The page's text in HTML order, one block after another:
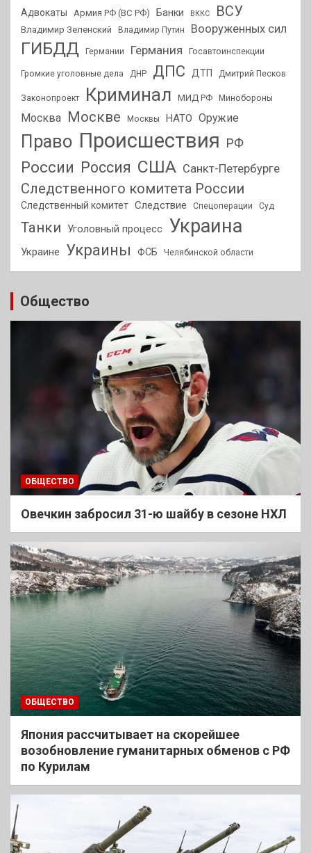
Адвокаты Армия РФ (ВС РФ) Банки ВККС ВСУ
Владимир Зеленский Владимир Путин Вооруженных сил
ГИБДД Германии Германия Госавтоинспекции
Громкие уголовные дела ДНР ДПС ДТП Дмитрий Песков
Законопроект Криминал МИД РФ Минобороны
Москва Москве Москвы НАТО Оружие
Право Происшествия РФ
России Россия США Санкт-Петербурге
Следственного комитета России
Следственный комитет Следствие Спецоперации Суд
Танки Уголовный процесс Украина
Украине Украины ФСБ Челябинской области
Общество
ОБЩЕСТВО
Овечкин забросил 31-ю шайбу в сезоне НХЛ
ОБЩЕСТВО
Япония рассчитывает на скорейшее
возобновление гуманитарных обменов с РФ
по Курилам